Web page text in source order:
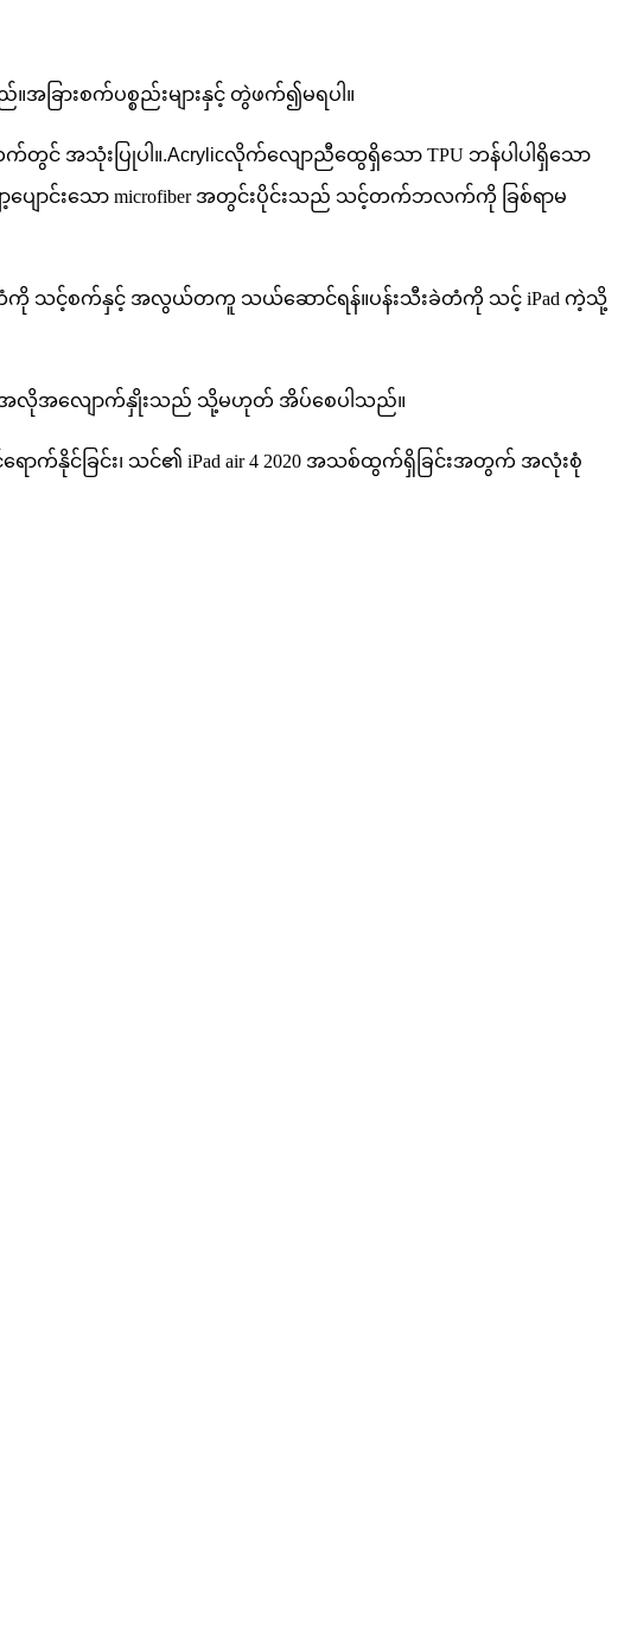
။အခြားစက်ပစ္စည်းများနှင့် တွဲဖက်၍မရပါ။
ဘက်တွင် အသုံးပြုပါ။.Acrylicလိုက်လျောညီထွေရှိသော TPU ဘန်ပါပါရှိသော
ာ့ပျောင်းသော microfiber အတွင်းပိုင်းသည် သင့်တက်ဘလက်ကို ခြစ်ရာမ
ကို သင့်စက်နှင့် အလွယ်တကူ သယ်ဆောင်ရန်။ပန်းသီးခဲတံကို သင့် iPad ကဲ့သို့
အလိုအလျောက်နှိုးသည် သို့မဟုတ် အိပ်စေပါသည်။
က်နိုင်ခြင်း၊ သင်၏ iPad air 4 2020 အသစ်ထွက်ရှိခြင်းအတွက် အလုံးစုံ